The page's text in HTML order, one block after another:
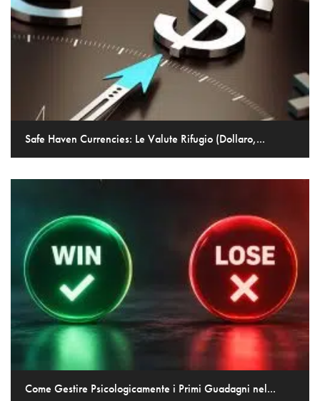
Safe Haven Currencies: Le Valute Rifugio (Dollaro,...
Come Gestire Psicologicamente i Primi Guadagni nel...